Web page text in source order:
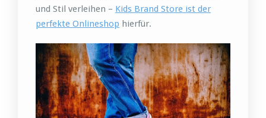
und Stil verleihen – Kids Brand Store ist der
perfekte Onlineshop hierfür.